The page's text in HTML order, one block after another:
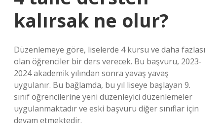
kalırsak ne olur?
Düzenlemeye göre, liselerde 4 kursu ve daha fazlası
olan öğrenciler bir ders verecek. Bu başvuru, 2023-
2024 akademik yılından sonra yavaş yavaş
uygulanır. Bu bağlamda, bu yıl liseye başlayan 9.
sınıf öğrencilerine yeni düzenleyici düzenlemeler
uygulanmaktadır ve eski başvuru diğer sınıflar için
devam etmektedir.